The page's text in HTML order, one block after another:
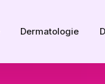
Dermatologie